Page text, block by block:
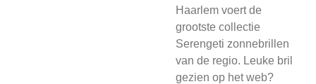
Haarlem voert de
grootste collectie
Serengeti zonnebrillen
van de regio. Leuke bril
gezien op het web?